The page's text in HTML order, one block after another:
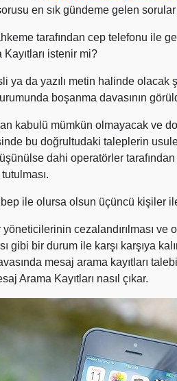
en sık gündeme gelen sorular
tarafından cep telefonu ile
istenir mi?
ya da yazılı metin halinde
boşanma davasının
kabulü mümkün olmayacak ve
bu doğrultudaki taleplerin usule
dahi operatörler
ile olursa olsun üçüncü kişiler
cezalandırılması
gibi bir durum ile karşı karşıya
mesaj arama kayıtları
Arama Kayıtları nasıl çıkar.